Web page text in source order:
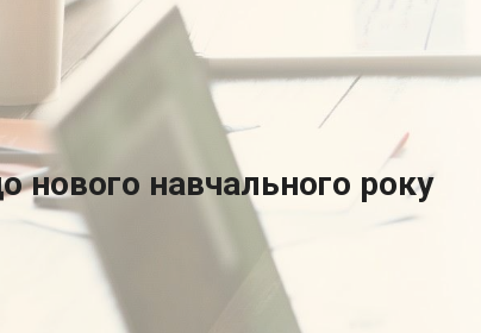
Skip to navigation
нового навчального року